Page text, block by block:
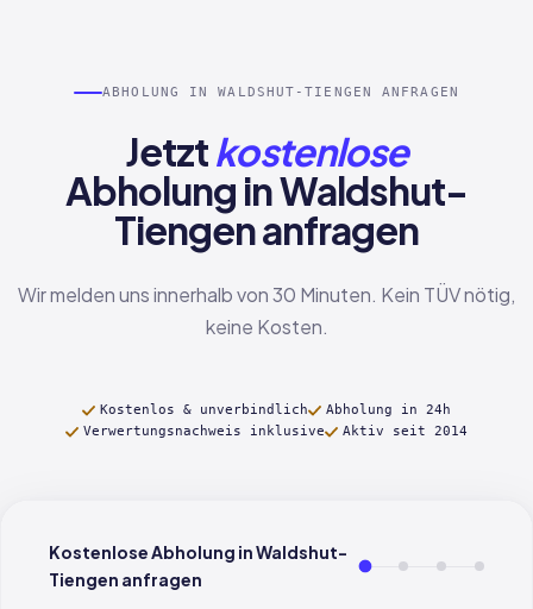
ABHOLUNG IN WALDSHUT-TIENGEN ANFRAGEN
Jetztkostenlose
Abholung in Waldshut-
Tiengen anfragen
Wir melden uns innerhalb von 30 Minuten. Kein TÜV nötig,
keine Kosten.
Kostenlos & unverbindlich
Abholung in 24h
Verwertungsnachweis inklusive
Aktiv seit 2014
Kostenlose Abholung in Waldshut-
Tiengen anfragen